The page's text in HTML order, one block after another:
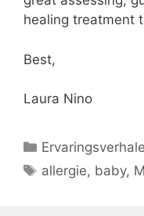
healing treatment
Best,
Laura Nino
Categorieën
Tags
allergie, baby,